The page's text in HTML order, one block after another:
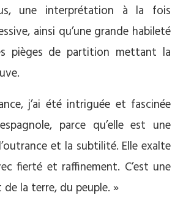
une interprétation à la fois
ainsi qu’une grande habileté
pièges de partition mettant la
j’ai été intriguée et fascinée
parce qu’elle est une
et la subtilité. Elle exalte
fierté et raffinement. C’est une
la terre, du peuple. »